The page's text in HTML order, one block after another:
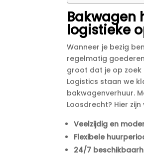
Bakwagen
logistieke
Wanneer je bezig
regelmatig
groot dat je op zoek
Logistics staan we
bakwagenverhuur.​
Loosdrecht? Hier
Veelzijdig en
Flexibele
24/7